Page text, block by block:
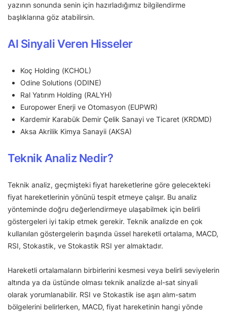
yazının sonunda senin için hazırladığımız bilgilendirme
başlıklarına göz atabilirsin.
Al Sinyali Veren Hisseler
Koç Holding (KCHOL)
Odine Solutions (ODINE)
Ral Yatırım Holding (RALYH)
Europower Enerji ve Otomasyon (EUPWR)
Kardemir Karabük Demir Çelik Sanayi ve Ticaret (KRDMD)
Aksa Akrilik Kimya Sanayii (AKSA)
Teknik Analiz Nedir?
Teknik analiz, geçmişteki fiyat hareketlerine göre gelecekteki
fiyat hareketlerinin yönünü tespit etmeye çalışır. Bu analiz
yönteminde doğru değerlendirmeye ulaşabilmek için belirli
göstergeleri iyi takip etmek gerekir. Teknik analizde en çok
kullanılan göstergelerin başında üssel hareketli ortalama, MACD,
RSI, Stokastik, ve Stokastik RSI yer almaktadır.
Hareketli ortalamaların birbirlerini kesmesi veya belirli seviyelerin
altında ya da üstünde olması teknik analizde al-sat sinyali
olarak yorumlanabilir. RSI ve Stokastik ise aşırı alım-satım
bölgelerini belirlerken, MACD, fiyat hareketinin hangi yönde